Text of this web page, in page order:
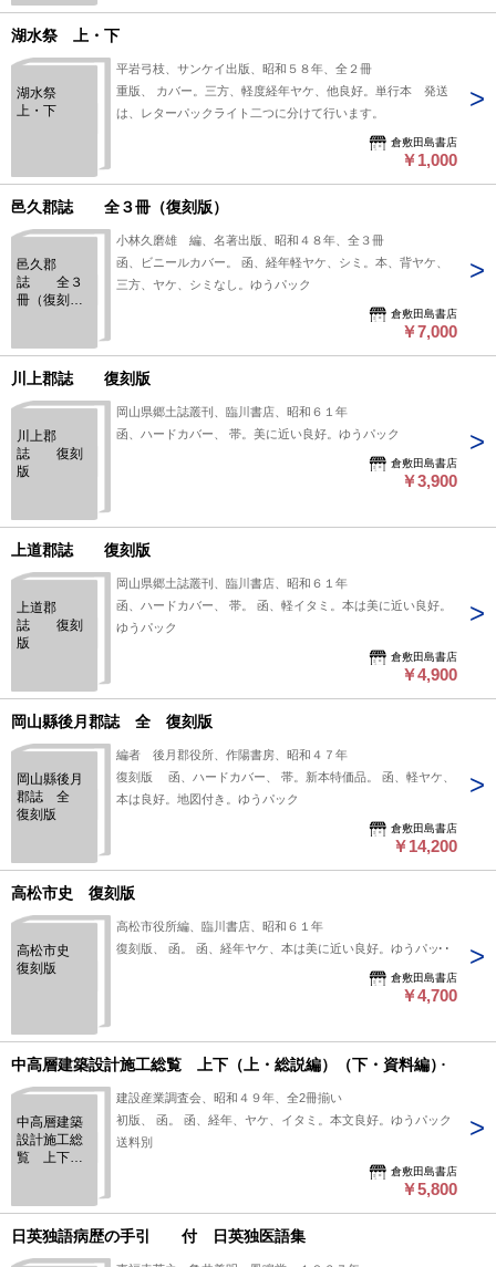
湖水祭 上・下
湖水祭
上・下
平岩弓枝、サンケイ出版、昭和５８年、全２冊
重版、 カバー。三方、軽度経年ヤケ、他良好。単行本 発送
は、レターパックライト二つに分けて行います。
倉敷田島書店
￥1,000
邑久郡誌 全３冊（復刻版）
邑久郡
誌 全３
冊（復刻
小林久磨雄 編、名著出版、昭和４８年、全３冊
函、ビニールカバー。 函、経年軽ヤケ、シミ。本、背ヤケ、
三方、ヤケ、シミなし。ゆうパック
倉敷田島書店
￥7,000
川上郡誌 復刻版
川上郡
誌 復刻
版
岡山県郷土誌叢刊、臨川書店、昭和６１年
函、ハードカバー、 帯。美に近い良好。ゆうパック
倉敷田島書店
￥3,900
上道郡誌 復刻版
上道郡
誌 復刻
版
岡山県郷土誌叢刊、臨川書店、昭和６１年
函、ハードカバー、 帯。 函、軽イタミ。本は美に近い良好。
ゆうパック
倉敷田島書店
￥4,900
岡山縣後月郡誌 全 復刻版
岡山縣後月
郡誌 全
復刻版
編者 後月郡役所、作陽書房、昭和４７年
復刻版 函、ハードカバー、 帯。新本特価品。 函、軽ヤケ、
本は良好。地図付き。ゆうパック
倉敷田島書店
￥14,200
高松市史 復刻版
高松市史
復刻版
高松市役所編、臨川書店、昭和６１年
復刻版、 函。 函、経年ヤケ、本は美に近い良好。ゆうパック
倉敷田島書店
￥4,700
中高層建築設計施工総覧 上下（上・総説編）（下・資料編）
中高層建築
設計施工総
覧 上下
資料編）
建設産業調査会、昭和４９年、全2冊揃い
初版、 函。 函、経年、ヤケ、イタミ。本文良好。ゆうパック
送料別
倉敷田島書店
￥5,800
日英独語病歴の手引 付 日英独医語集